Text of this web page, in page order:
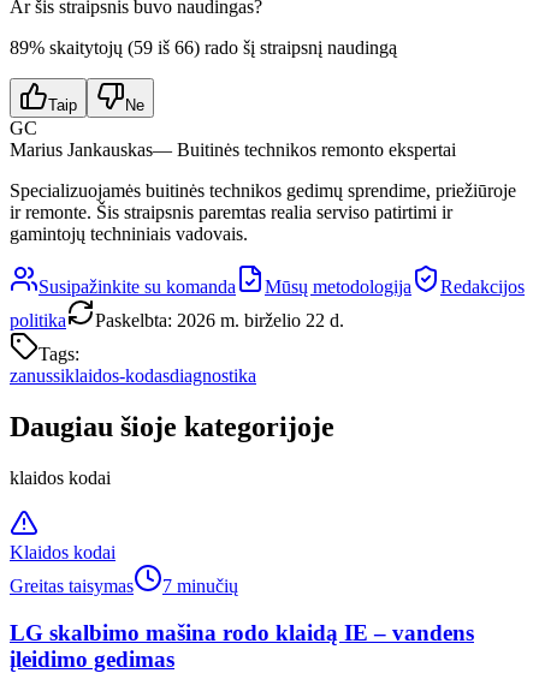
Ar šis straipsnis buvo naudingas?
89% skaitytojų (59 iš 66) rado šį straipsnį naudingą
Taip Ne
GC
Marius Jankauskas— Buitinės technikos remonto ekspertai
Specializuojamės buitinės technikos gedimų sprendime, priežiūroje
ir remonte. Šis straipsnis paremtas realia serviso patirtimi ir
gamintojų techniniais vadovais.
Susipažinkite su komanda Mūsų metodologija
Redakcijos
politika
Paskelbta: 2026 m. birželio 22 d.
Tags:
zanussiklaidos-kodasdiagnostika
Daugiau šioje kategorijoje
klaidos kodai
Klaidos kodai
Greitas taisymas
7 minučių
LG skalbimo mašina rodo klaidą IE – vandens
įleidimo gedimas